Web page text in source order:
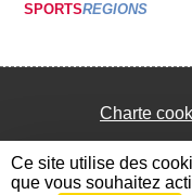
SPORTSREGIONS
Charte
Ce site utilise des
que vous souhaitez